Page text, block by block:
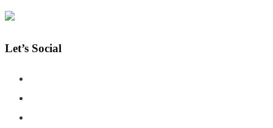
Let’s Social